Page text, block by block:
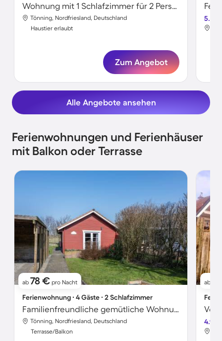
Wohnung mit 1 Schlafzimmer für 2 Personen
Tönning, Nordfriesland, Deutschland
Haustier erlaubt
Zum Angebot
5.0
Alle Angebote ansehen
Ferienwohnungen und Ferienhäuser
mit Balkon oder Terrasse
ab 78 € pro Nacht
Ferienwohnung ∙ 4 Gäste ∙ 2 Schlafzimmer
Familienfreundliche gemütliche Wohnung mit Terrasse, Garten und Grill | Haustiere erlaubt
Tönning, Nordfriesland, Deutschland
Terrasse/Balkon
ab
4.9